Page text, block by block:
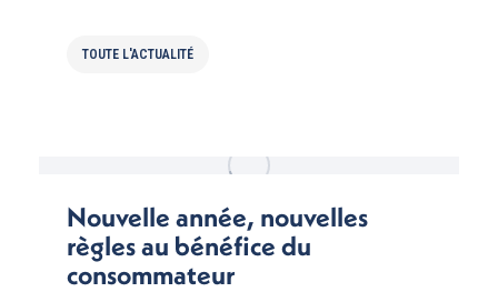
TOUTE L'ACTUALITÉ
Nouvelle année, nouvelles
règles au bénéfice du
consommateur